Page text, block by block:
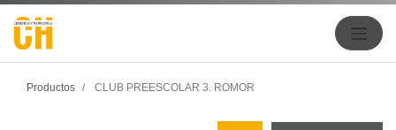
Productos CLUB PREESCOLAR 3. ROMOR